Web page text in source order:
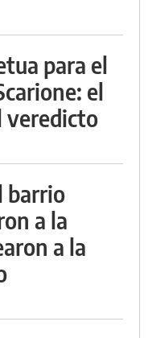
para el
el
veredicto
barrio
a la
a la